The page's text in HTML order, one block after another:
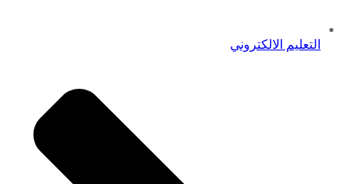
التعليم الالكتروني